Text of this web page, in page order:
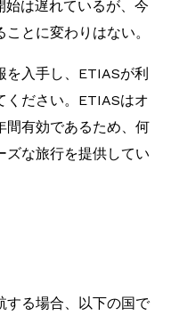
は遅れているが、今
とに変わりはない。
入手し、ETIASが利
ください。ETIASはオ
間有効であるため、何
ズな旅行を提供してい
する場合、以下の国で